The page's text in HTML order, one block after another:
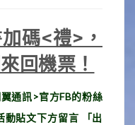
碼<禮>，
回機票！
通訊>官方FB的粉絲
貼文下方留言 「出